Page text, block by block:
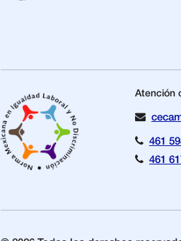
Atención
461
461